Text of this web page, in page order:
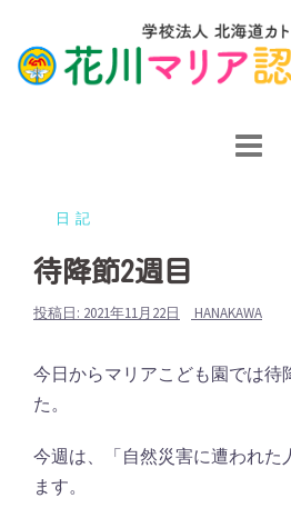
日記
待降節2週目
投稿日: 2021年11月22日 HANAKAWA
今日からマリアこども園では待
た。
今週は、「自然災害に遭われた
ます。